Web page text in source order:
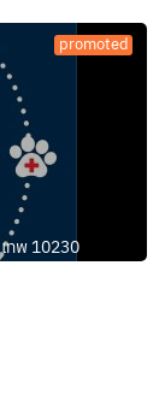
promoted
ทพ 10230